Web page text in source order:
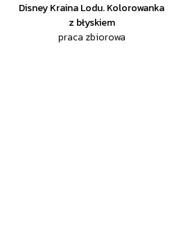
Disney Kraina Lodu. Kolorowanka
z błyskiem
praca zbiorowa